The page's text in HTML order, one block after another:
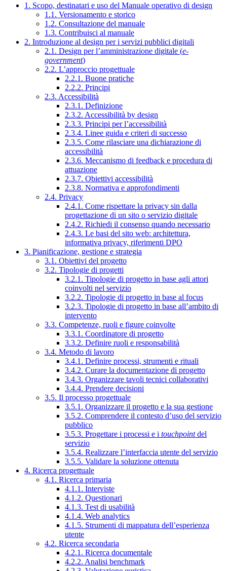
1. Scopo, destinatari e uso del Manuale operativo di design
1.1. Versionamento e storico
1.2. Consultazione del manuale
1.3. Contribuisci al manuale
2. Introduzione al design per i servizi pubblici digitali
2.1. Design per l’amministrazione digitale (e-
government)
2.2. L’approccio progettuale
2.2.1. Buone pratiche
2.2.2. Principi
2.3. Accessibilità
2.3.1. Definizione
2.3.2. Accessibilità by design
2.3.3. Principi per l’accessibilità
2.3.4. Linee guida e criteri di successo
2.3.5. Come rilasciare una dichiarazione di
accessibilità
2.3.6. Meccanismo di feedback e procedura di
attuazione
2.3.7. Obiettivi accessibilità
2.3.8. Normativa e approfondimenti
2.4. Privacy
2.4.1. Come rispettare la privacy sin dalla
progettazione di un sito o servizio digitale
2.4.2. Richiedi il consenso quando necessario
2.4.3. Le basi del sito web: architettura,
informativa privacy, riferimenti DPO
3. Pianificazione, gestione e strategia
3.1. Obiettivi del progetto
3.2. Tipologie di progetti
3.2.1. Tipologie di progetto in base agli attori
coinvolti nel servizio
3.2.2. Tipologie di progetto in base al focus
3.2.3. Tipologie di progetto in base all’ambito di
intervento
3.3. Competenze, ruoli e figure coinvolte
3.3.1. Coordinatore di progetto
3.3.2. Definire ruoli e responsabilità
3.4. Metodo di lavoro
3.4.1. Definire processi, strumenti e rituali
3.4.2. Curare la documentazione di progetto
3.4.3. Organizzare tavoli tecnici collaborativi
3.4.4. Prendere decisioni
3.5. Il processo progettuale
3.5.1. Organizzare il progetto e la sua gestione
3.5.2. Comprendere il contesto d’uso del servizio
pubblico
3.5.3. Progettare i processi e i touchpointdel
servizio
3.5.4. Realizzare l’interfaccia utente del servizio
3.5.5. Validare la soluzione ottenuta
4. Ricerca progettuale
4.1. Ricerca primaria
4.1.1. Interviste
4.1.2. Questionari
4.1.3. Test di usabilità
4.1.4. Web analytics
4.1.5. Strumenti di mappatura dell’esperienza
utente
4.2. Ricerca secondaria
4.2.1. Ricerca documentale
4.2.2. Analisi benchmark